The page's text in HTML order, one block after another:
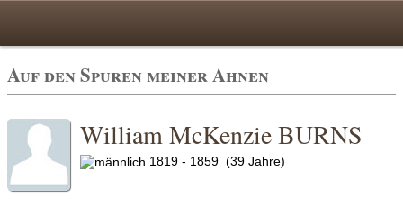
Auf den Spuren meiner Ahnen
William McKenzie BURNS
1819 - 1859 (39 Jahre)